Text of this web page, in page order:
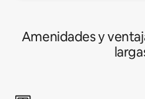
Amenidades y